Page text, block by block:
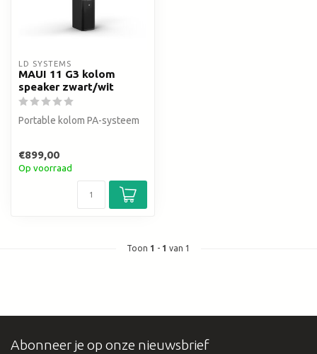
LD SYSTEMS
MAUI 11 G3 kolom
speaker zwart/wit
Portable kolom PA-systeem
€899,00
Op voorraad
Toon 1 - 1 van 1
Abonneer je op onze nieuwsbrief